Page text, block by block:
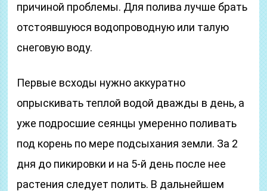
причиной проблемы. Для полива лучше брать
отстоявшуюся водопроводную или талую
снеговую воду.
Первые всходы нужно аккуратно
опрыскивать теплой водой дважды в день, а
уже подросшие сеянцы умеренно поливать
под корень по мере подсыхания земли. За 2
дня до пикировки и на 5-й день после нее
растения следует полить. В дальнейшем